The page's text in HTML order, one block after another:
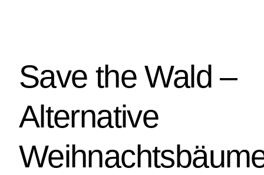
Save the Wald –
Alternative